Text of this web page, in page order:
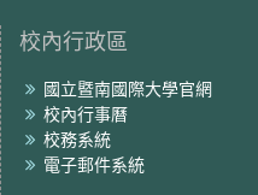
校內行政區
國立暨南國際大學官網
校內行事曆
校務系統
電子郵件系統